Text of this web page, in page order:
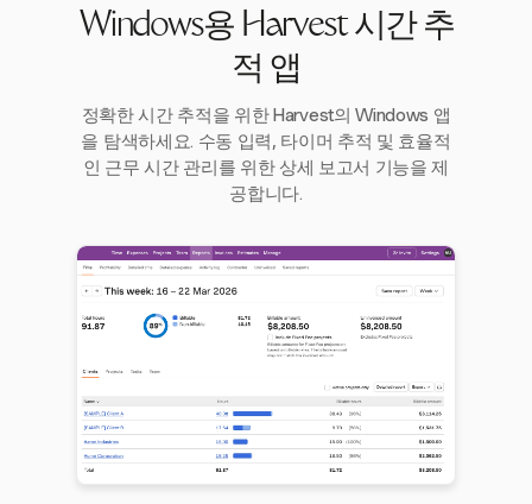
Windows용 Harvest 시간 추
적 앱
정확한 시간 추적을 위한 Harvest의 Windows 앱
을 탐색하세요. 수동 입력, 타이머 추적 및 효율적
인 근무 시간 관리를 위한 상세 보고서 기능을 제
공합니다.